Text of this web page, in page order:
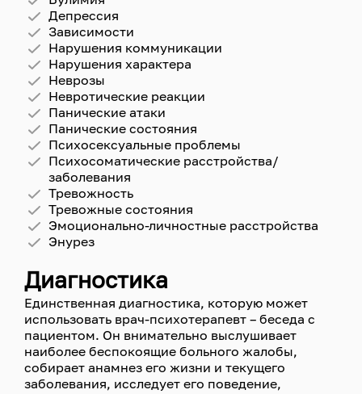
Депрессия
Зависимости
Нарушения коммуникации
Нарушения характера
Неврозы
Невротические реакции
Панические атаки
Панические состояния
Психосексуальные проблемы
Психосоматические расстройства/
заболевания
Тревожность
Тревожные состояния
Эмоционально-личностные расстройства
Энурез
Диагностика
Единственная диагностика, которую может
использовать врач-психотерапевт – беседа с
пациентом. Он внимательно выслушивает
наиболее беспокоящие больного жалобы,
собирает анамнез его жизни и текущего
заболевания, исследует его поведение,